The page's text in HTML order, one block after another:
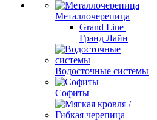
Металлочерепица
Grand Line |
Гранд Лайн
Водосточные системы
Софиты